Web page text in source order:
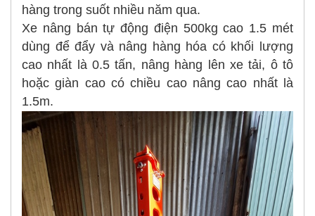
hàng trong suốt nhiều năm qua.
Xe nâng bán tự động điện 500kg cao 1.5 mét
dùng để đẩy và nâng hàng hóa có khối lượng
cao nhất là 0.5 tấn, nâng hàng lên xe tải, ô tô
hoặc giàn cao có chiều cao nâng cao nhất là
1.5m.